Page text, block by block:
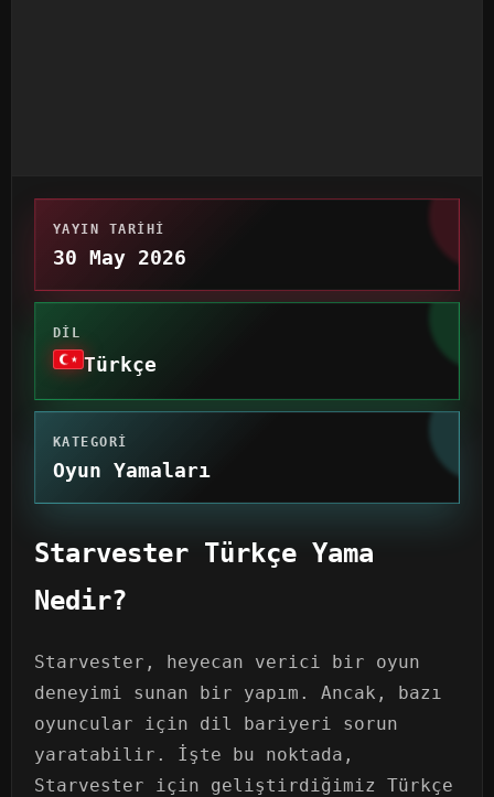
YAYIN TARIHI
30 May 2026
DIL
Türkçe
KATEGORI
Oyun Yamaları
Starvester Türkçe Yama
Nedir?
Starvester, heyecan verici bir oyun
deneyimi sunan bir yapım. Ancak, bazı
oyuncular için dil bariyeri sorun
yaratabilir. İşte bu noktada,
Starvester için geliştirdiğimiz Türkçe